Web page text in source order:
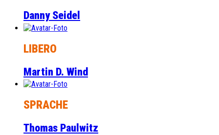
Danny Seidel
LIBERO
Martin D. Wind
SPRACHE
Thomas Paulwitz